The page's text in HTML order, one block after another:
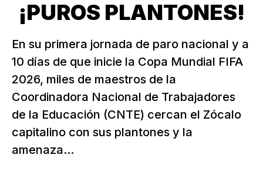
¡PUROS PLANTONES!
En su primera jornada de paro nacional y a
10 días de que inicie la Copa Mundial FIFA
2026, miles de maestros de la
Coordinadora Nacional de Trabajadores
de la Educación (CNTE) cercan el Zócalo
capitalino con sus plantones y la
amenaza...